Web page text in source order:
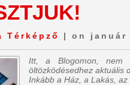
Térképző | on január
Itt, a Blogomon, nem
öltözködésedhez aktuális
Inkább a Ház, a Lakás,